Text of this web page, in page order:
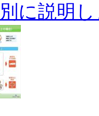
に説明